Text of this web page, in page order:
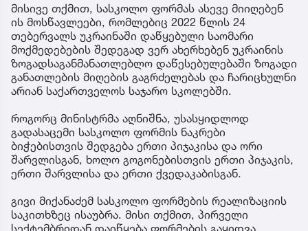
მისივე თქმით, სასკოლო ფორმას ასევე მიიღებენ
ის მოსწავლეები, რომლებიც 2022 წლის 24
თებერვალს უკრაინაში დაწყებული საომარი
მოქმედებების შედეგად ვერ ახერხებენ უკრაინის
ზოგადსაგანმანათლებლო დაწესებულებაში ზოგადი
განათლების მიღების გაგრძელებას და ჩარიცხულნი
არიან საქართველოს საჯარო სკოლებში.
როგორც მინისტრმა აღნიშნა, უსასყიდლოდ
გადასაცემი სასკოლო ფორმის ნაკრები
ბიჭებისთვის შედგება ერთი პიჯაკისა და ორი
შარვლისგან, ხოლო გოგონებისთვის ერთი პიჯაკის,
ერთი შარვლისა და ერთი ქვედაკაბისგან.
გივი მიქანაძემ სასკოლო ფორმების რეალიზაციის
საკითხზეც ისაუბრა. მისი თქმით, პირველი
სექტემბრიდან დაიწყება ფორმების გაყიდვა